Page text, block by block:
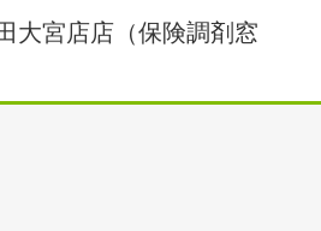
大宮店店（保険調剤窓